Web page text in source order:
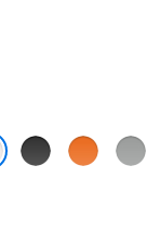
Noir OrangeGris